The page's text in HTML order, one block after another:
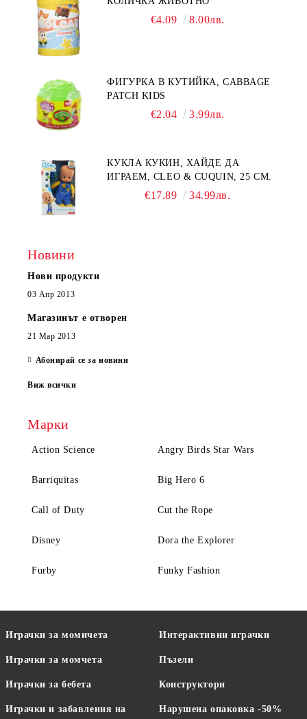
€4.09 8.00лв.
ФИГУРКА В КУТИЙКА, CABBAGE
PATCH KIDS
€2.04 3.99лв.
КУКЛА КУКИН, ХАЙДЕ ДА
ИГРАЕМ, CLEO & CUQUIN, 25 СМ.
€17.89 34.99лв.
Новини
Нови продукти
03 Апр 2013
Магазинът е отворен
21 Мар 2013
Абонирай се за новини
Виж всички
Марки
Action Science Angry Birds Star Wars
Barriquitas Big Hero 6
Call of Duty Cut the Rope
Disney Dora the Explorer
Furby Funky Fashion
Играчки за момичета
Играчки за момчета
Играчки за бебета
Играчки и забавления на
Интерактивни играчки
Пъзели
Конструктори
Нарушена опаковка -50%